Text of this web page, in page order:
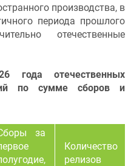
производства, в
периода прошлого
отечественные
года отечественных
по сумме сборов и
за
Количество
релизов